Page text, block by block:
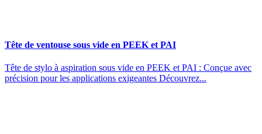
Tête de ventouse sous vide en PEEK et PAI
Tête de stylo à aspiration sous vide en PEEK et PAI : Conçue avec
précision pour les applications exigeantes Découvrez...